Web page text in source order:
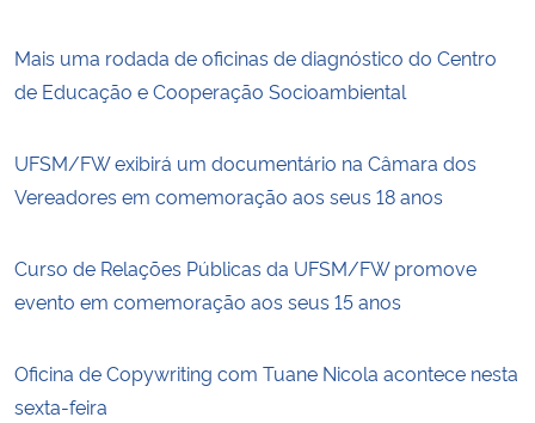
Mais uma rodada de oficinas de diagnóstico do Centro
de Educação e Cooperação Socioambiental
UFSM/FW exibirá um documentário na Câmara dos
Vereadores em comemoração aos seus 18 anos
Curso de Relações Públicas da UFSM/FW promove
evento em comemoração aos seus 15 anos
Oficina de Copywriting com Tuane Nicola acontece nesta
sexta-feira